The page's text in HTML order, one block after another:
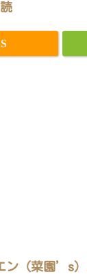
ン（菜園’s